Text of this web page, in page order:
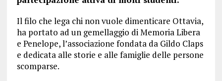
Il filo che lega chi non vuole dimenticare Ottavia,
ha portato ad un gemellaggio di Memoria Libera
e Penelope, l’associazione fondata da Gildo Claps
e dedicata alle storie e alle famiglie delle persone
scomparse.